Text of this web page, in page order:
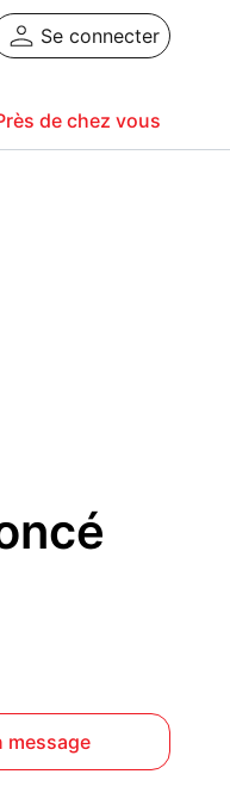
Se connecter
de chez vous
message